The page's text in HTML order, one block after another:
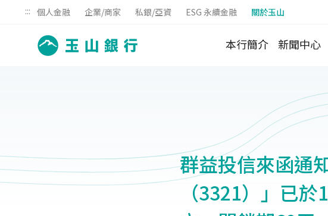
::: 個人金融 企業/商家 私銀/亞資 ESG 永續金融 關於玉山
本行簡介 新聞中心
群益投信來函通
（3321）」已